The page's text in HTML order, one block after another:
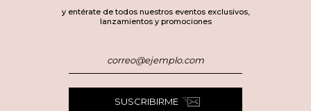
y entérate de todos nuestros eventos exclusivos,
lanzamientos y promociones
SUSCRIBIRME